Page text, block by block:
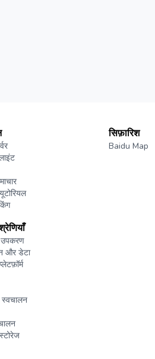
और डेटा
स्वचालन
सिफ़ारिश
Baidu Map